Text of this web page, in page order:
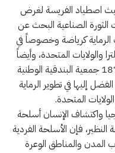
اصطياد الفريسة لغرض
الصناعية البحث عن
كرياضة وخصوصاً في
والولايات المتحدة، وأيضاً
ايرلندا وجنوب أفريقيا. شكلت في عام 1871 جمعية البندقية الوطنية
إليها في تطوير الرماية
المتحدة.
واكتشاف الإنسان أسلحة
فإن الأسلحة الفردية
المدن والمناطق الوعرة